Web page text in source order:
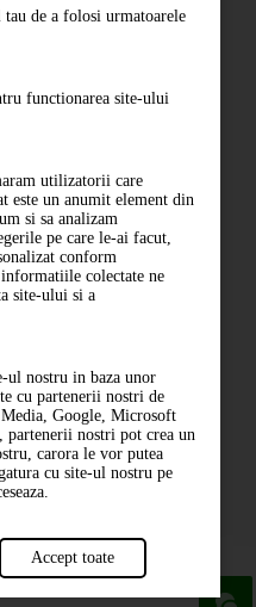
ABONARE
de a folosi urmatoarele
functionarea site-ului
utilizatorii care
este un anumit element din
si sa analizam
pe care le-ai facut,
conform
colectate ne
site-ului si a
ul nostru in baza unor
cu partenerii nostri de
Google, Microsoft
partenerii nostri pot crea un
carora le vor putea
cu site-ul nostru pe
Accept toate